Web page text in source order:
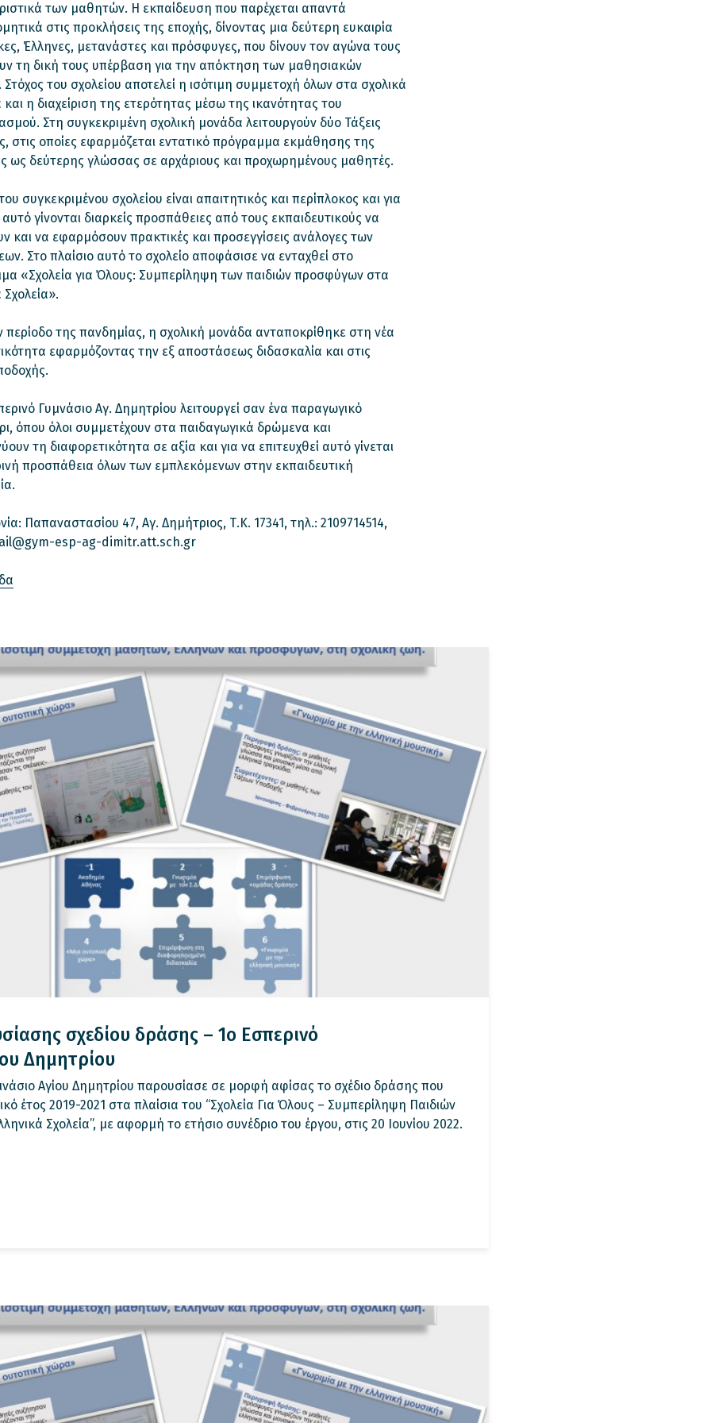
των μαθητών. Η εκπαίδευση που παρέχεται απαντά
στις προκλήσεις της εποχής, δίνοντας μια δεύτερη ευκαιρία
Έλληνες, μετανάστες και πρόσφυγες, που δίνουν τον αγώνα τους
τη δική τους υπέρβαση για την απόκτηση των μαθησιακών
του σχολείου αποτελεί η ισότιμη συμμετοχή όλων στα σχολικά
η διαχείριση της ετερότητας μέσω της ικανότητας του
Στη συγκεκριμένη σχολική μονάδα λειτουργούν δύο Τάξεις
στις οποίες εφαρμόζεται εντατικό πρόγραμμα εκμάθησης της
ως δεύτερης γλώσσας σε αρχάριους και προχωρημένους μαθητές.
συγκεκριμένου σχολείου είναι απαιτητικός και περίπλοκος και για
γίνονται διαρκείς προσπάθειες από τους εκπαιδευτικούς να
και να εφαρμόσουν πρακτικές και προσεγγίσεις ανάλογες των
Στο πλαίσιο αυτό το σχολείο αποφάσισε να ενταχθεί στο
«Σχολεία για Όλους: Συμπερίληψη των παιδιών προσφύγων στα
περίοδο της πανδημίας, η σχολική μονάδα ανταποκρίθηκε στη νέα
εφαρμόζοντας την εξ αποστάσεως διδασκαλία και στις
Γυμνάσιο Αγ. Δημητρίου λειτουργεί σαν ένα παραγωγικό
όπου όλοι συμμετέχουν στα παιδαγωγικά δρώμενα και
τη διαφορετικότητα σε αξία και για να επιτευχθεί αυτό γίνεται
προσπάθεια όλων των εμπλεκόμενων στην εκπαιδευτική
Παπαναστασίου 47, Αγ. Δημήτριος, Τ.Κ. 17341, τηλ.: 2109714514,
esp-ag-dimitr.att.sch.gr
σχεδίου δράσης – 1ο Εσπερινό
Δημητρίου
Αγίου Δημητρίου παρουσίασε σε μορφή αφίσας το σχέδιο δράσης που
έτος 2019-2021 στα πλαίσια του “Σχολεία Για Όλους – Συμπερίληψη Παιδιών
Σχολεία”, με αφορμή το ετήσιο συνέδριο του έργου, στις 20 Ιουνίου 2022.